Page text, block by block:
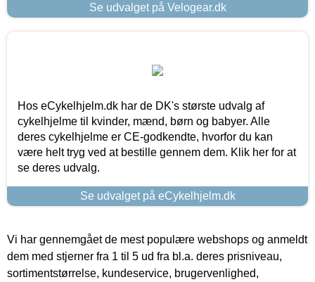
Se udvalget på Velogear.dk
Hos eCykelhjelm.dk har de DK's største udvalg af
cykelhjelme til kvinder, mænd, børn og babyer. Alle
deres cykelhjelme er CE-godkendte, hvorfor du kan
være helt tryg ved at bestille gennem dem. Klik her for at
se deres udvalg.
Se udvalget på eCykelhjelm.dk
Vi har gennemgået de mest populære webshops og anmeldt
dem med stjerner fra 1 til 5 ud fra bl.a. deres prisniveau,
sortimentstørrelse, kundeservice, brugervenlighed,